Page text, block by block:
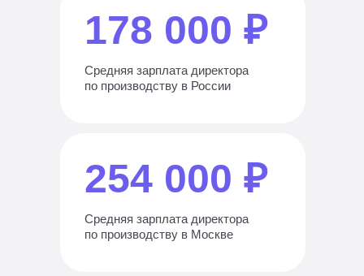
178 000 ₽
Cредняя зарплата директора
по производству в России
254 000 ₽
Cредняя зарплата директора
по производству в Москве